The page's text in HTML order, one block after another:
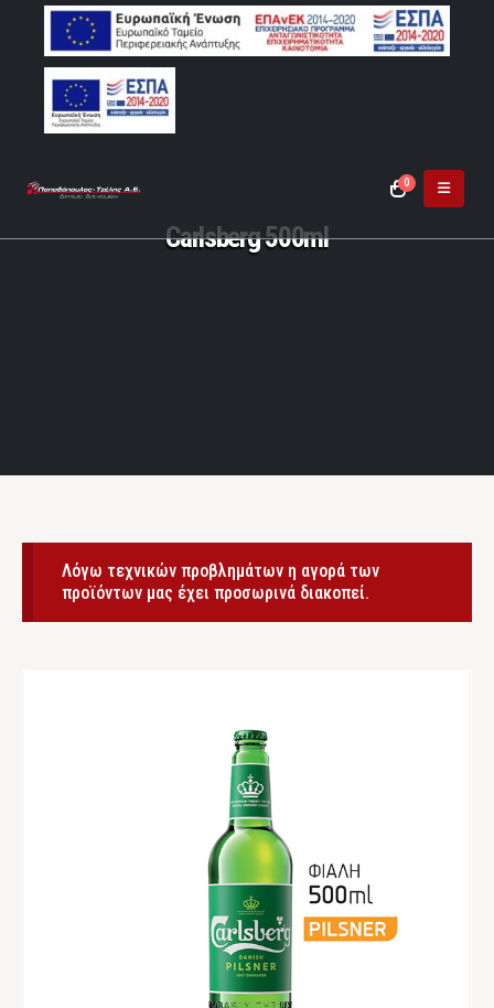
0
Carlsberg 500ml
Λόγω τεχνικών προβλημάτων η αγορά των
προϊόντων μας έχει προσωρινά διακοπεί.